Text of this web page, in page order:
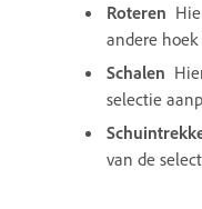
Roteren
andere
Schalen
selectie
van de